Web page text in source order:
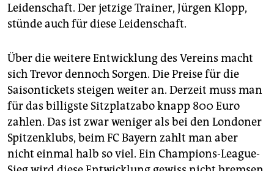
Leidenschaft. Der jetzige Trainer, Jürgen Klopp,
stünde auch für diese Leidenschaft.
Über die weitere Entwicklung des Vereins macht
sich Trevor dennoch Sorgen. Die Preise für die
Saisontickets steigen weiter an. Derzeit muss man
für das billigste Sitzplatzabo knapp 800 Euro
zahlen. Das ist zwar weniger als bei den Londoner
Spitzenklubs, beim FC Bayern zahlt man aber
nicht einmal halb so viel. Ein Champions-League-